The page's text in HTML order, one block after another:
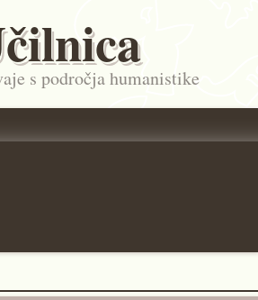
s področja humanistike